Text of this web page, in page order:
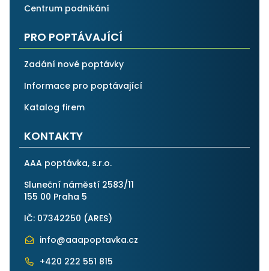
Centrum podnikání
PRO POPTÁVAJÍCÍ
Zadání nové poptávky
Informace pro poptávající
Katalog firem
KONTAKTY
AAA poptávka, s.r.o.
Sluneční náměstí 2583/11
155 00 Praha 5
IČ: 07342250 (ARES)
info@aaapoptavka.cz
+420 222 551 815